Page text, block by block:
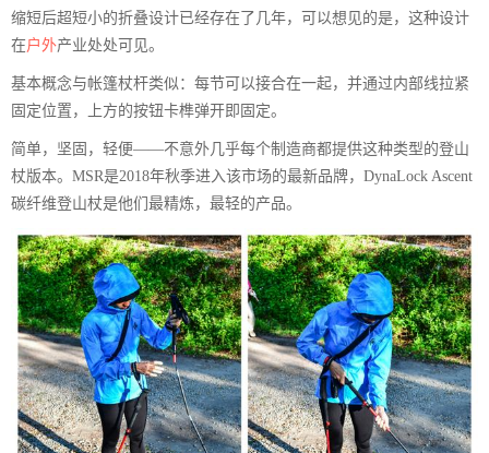
缩短后超短小的折叠设计已经存在了几年，可以想见的是，这种设计
在户外产业处处可见。
基本概念与帐篷杖杆类似：每节可以接合在一起，并通过内部线拉紧
固定位置，上方的按钮卡榫弹开即固定。
简单，坚固，轻便——不意外几乎每个制造商都提供这种类型的登山
杖版本。MSR是2018年秋季进入该市场的最新品牌，DynaLock Ascent
碳纤维登山杖是他们最精炼，最轻的产品。